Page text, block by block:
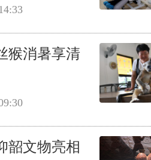
猴消暑享清
韶文物亮相